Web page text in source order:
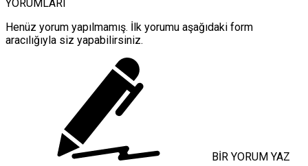
YORUMLARI
Henüz yorum yapılmamış. İlk yorumu aşağıdaki form
aracılığıyla siz yapabilirsiniz.
BİR YORUM YAZ